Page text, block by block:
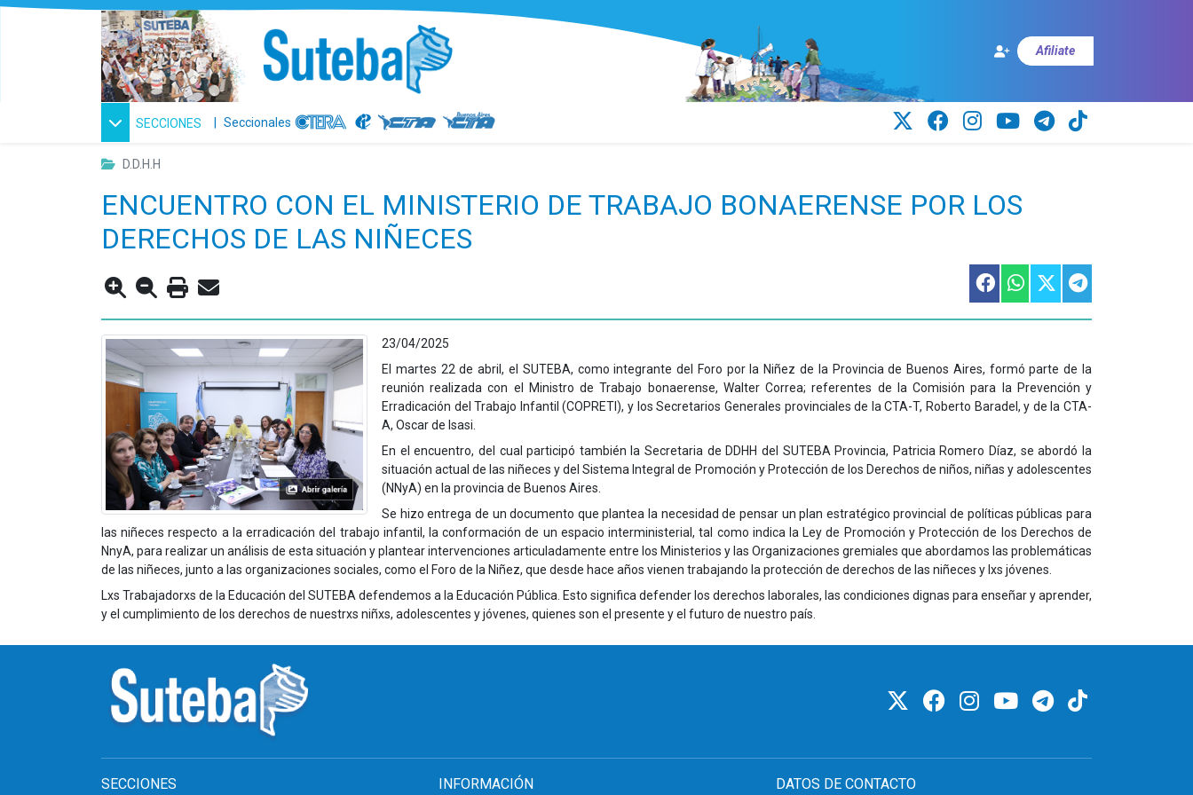
Afiliate
SECCIONES | Seccionales
D.D.H.H
ENCUENTRO CON EL MINISTERIO DE TRABAJO BONAERENSE POR LOS
DERECHOS DE LAS NIÑECES
23/04/2025
El martes 22 de abril, el SUTEBA, como integrante del Foro por la Niñez de la Provincia de Buenos Aires, formó parte de la
reunión realizada con el Ministro de Trabajo bonaerense, Walter Correa; referentes de la Comisión para la Prevención y
Erradicación del Trabajo Infantil (COPRETI), y los Secretarios Generales provinciales de la CTA-T, Roberto Baradel, y de la CTA-
A, Oscar de Isasi.
En el encuentro, del cual participó también la Secretaria de DDHH del SUTEBA Provincia, Patricia Romero Díaz, se abordó la
situación actual de las niñeces y del Sistema Integral de Promoción y Protección de los Derechos de niños, niñas y adolescentes
(NNyA) en la provincia de Buenos Aires.
Se hizo entrega de un documento que plantea la necesidad de pensar un plan estratégico provincial de políticas públicas para
las niñeces respecto a la erradicación del trabajo infantil, la conformación de un espacio interministerial, tal como indica la Ley de Promoción y Protección de los Derechos de
NnyA, para realizar un análisis de esta situación y plantear intervenciones articuladamente entre los Ministerios y las Organizaciones gremiales que abordamos las problemáticas
de las niñeces, junto a las organizaciones sociales, como el Foro de la Niñez, que desde hace años vienen trabajando la protección de derechos de las niñeces y lxs jóvenes.
Lxs Trabajadorxs de la Educación del SUTEBA defendemos a la Educación Pública. Esto significa defender los derechos laborales, las condiciones dignas para enseñar y aprender,
y el cumplimiento de los derechos de nuestrxs niñxs, adolescentes y jóvenes, quienes son el presente y el futuro de nuestro país.
SECCIONES INFORMACIÓN DATOS DE CONTACTO